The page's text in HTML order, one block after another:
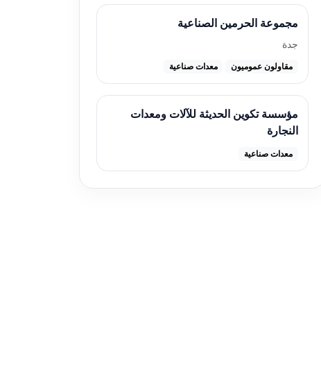
مجموعة الحرمين الصناعية
جدة
مقاولون عموميون معدات صناعية
مؤسسة تكوين الحديثة للآلات ومعدات
النجارة
معدات صناعية